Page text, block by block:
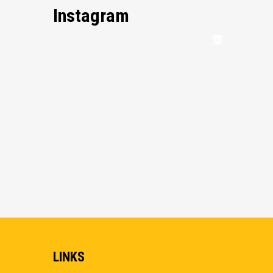
Instagram
LINKS